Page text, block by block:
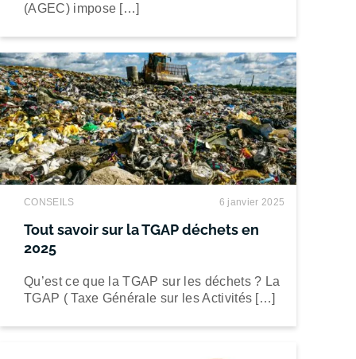
(AGEC) impose […]
CONSEILS 6 janvier 2025
Tout savoir sur la TGAP déchets en
2025
Qu’est ce que la TGAP sur les déchets ? La
TGAP ( Taxe Générale sur les Activités […]